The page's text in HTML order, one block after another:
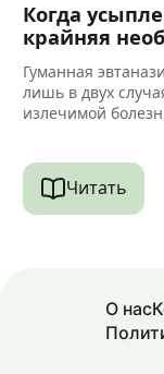
Когда
крайняя
Гуманная
лишь в двух
излечимой
Читать
О нас